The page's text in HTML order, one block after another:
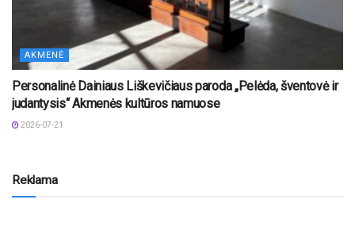
AKMENĖ
Personalinė Dainiaus Liškevičiaus paroda „Pelėda, šventovė ir
judantysis“ Akmenės kultūros namuose
2026-07-21
Reklama